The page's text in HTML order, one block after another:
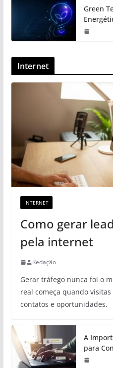
Green
Internet
INTERNET
Como gerar
pela internet
Redação
Gerar tráfego nunca foi o
real começa quando
contatos e oportunidades.
A
para